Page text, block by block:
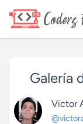
Galería
Victor